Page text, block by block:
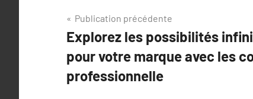
Navigation
de
l’article
Publication précédente
Explorez les possibilités
pour votre marque avec les
professionnelle